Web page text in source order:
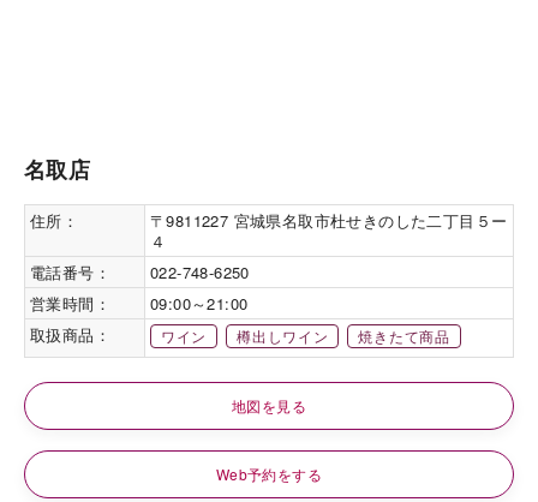
名取店
住所：
〒9811227 宮城県名取市杜せきのした二丁目５ー
４
電話番号：
022-748-6250
営業時間：
09:00～21:00
取扱商品：
ワイン 樽出しワイン 焼きたて商品
地図を見る
Web予約をする